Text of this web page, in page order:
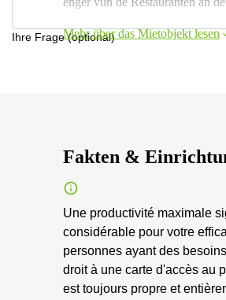
Ihre Frage (optional)Mehr über das Mietobjekt lesen
Fakten &
Une productivité maximale
considérable pour votre
personnes ayant des
droit à une carte d'accès au
est toujours propre et